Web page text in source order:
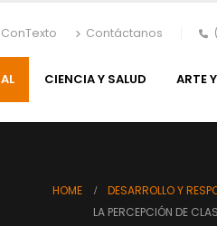
Contáctanos
CIENCIA Y SALUD ARTE
HOME
DESARROLLO Y
LA PERCEPCIÓN DE